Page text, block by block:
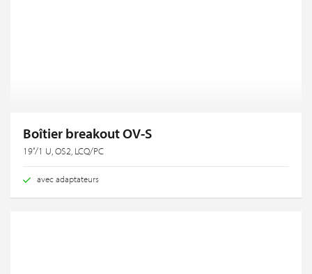
Boîtier breakout OV-S
19‘‘/1 U, OS2, LCQ/PC
avec adaptateurs